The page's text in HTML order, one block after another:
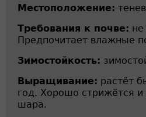
Местоположение:
Требования к почве: не
Предпочитает влажные
Зимостойкость:
Выращивание: растёт
год. Хорошо стрижётся
шара.